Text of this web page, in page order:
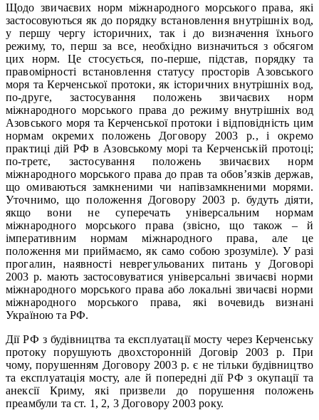
Щодо звичаєвих норм міжнародного морського права, які
застосовуються як до порядку встановлення внутрішніх вод,
у першу чергу історичних, так і до визначення їхнього
режиму, то, перш за все, необхідно визначиться з обсягом
цих норм. Це стосується, по-перше, підстав, порядку та
правомірності встановлення статусу просторів Азовського
моря та Керченської протоки, як історичних внутрішніх вод,
по-друге, застосування положень звичаєвих норм
міжнародного морського права до режиму внутрішніх вод
Азовського моря та Керченської протоки і відповідність цим
нормам окремих положень Договору 2003 р., і окремо
практиці дій РФ в Азовському морі та Керченській протоці;
по-третє, застосування положень звичаєвих норм
міжнародного морського права до прав та обов’язків держав,
що омиваються замкненими чи напівзамкненими морями.
Уточнимо, що положення Договору 2003 р. будуть діяти,
якщо вони не суперечать універсальним нормам
міжнародного морського права (звісно, що також – й
імперативним нормам міжнародного права, але це
положення ми приймаємо, як само собою зрозуміле). У разі
прогалин, наявності неврегульованих питань у Договорі
2003 р. мають застосовуватися універсальні звичаєві норми
міжнародного морського права або локальні звичаєві норми
міжнародного морського права, які вочевидь визнані
Україною та РФ.
Дії РФ з будівництва та експлуатації мосту через Керченську
протоку порушують двохсторонній Договір 2003 р. При
чому, порушенням Договору 2003 р. є не тільки будівництво
та експлуатація мосту, але й попередні дії РФ з окупації та
анексії Криму, які призвели до порушення положень
преамбули та ст. 1, 2, 3 Договору 2003 року.